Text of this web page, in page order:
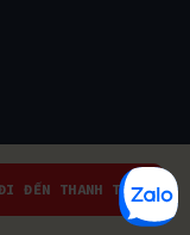
ĐẾN THANH TOÁN